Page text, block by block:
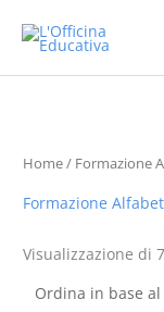
Home/ Formazione
Formazione
Visualizzazione di